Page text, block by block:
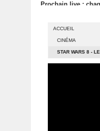
Prochain live :
ACCUEIL
CINÉMA
STAR WARS 8 -
MOMENTS-CLÉS